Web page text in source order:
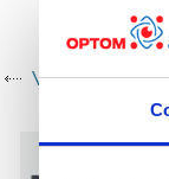
VOLVER A